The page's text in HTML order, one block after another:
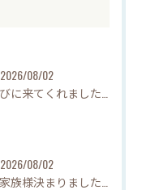
2026/08/02
2026/08/02